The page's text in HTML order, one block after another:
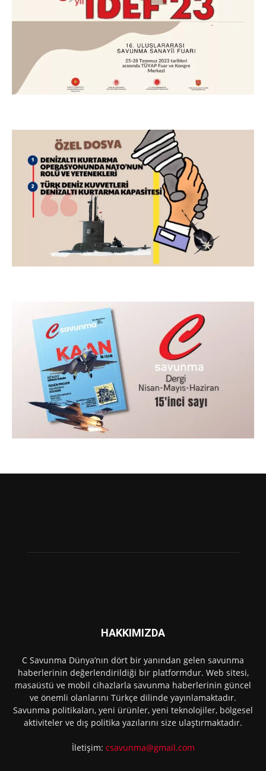
HAKKIMIZDA
C Savunma Dünya’nın dört bir yanından gelen savunma
haberlerinin değerlendirildiği bir platformdur. Web sitesi,
masaüstü ve mobil cihazlarla savunma haberlerinin güncel
ve önemli olanlarını Türkçe dilinde yayınlamaktadır.
Savunma politikaları, yeni ürünler, yeni teknolojiler, bölgesel
aktiviteler ve dış politika yazılarını size ulaştırmaktadır.
İletişim: csavunma@gmail.com